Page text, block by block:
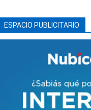
ESPACIO PUBLICITARIO